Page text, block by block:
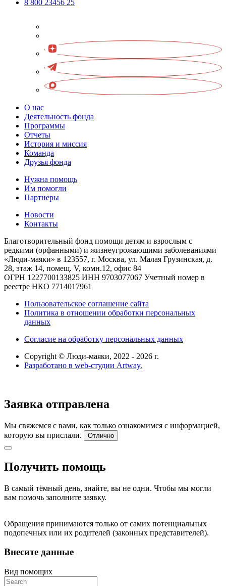
8 800 23456 25
О нас
Деятельность фонда
Программы
Отчеты
История и миссия
Команда
Друзья фонда
Нужна помощь
Им помогли
Партнеры
Новости
Контакты
Благотворительный фонд помощи детям и взрослым с
редкими (орфанными) и жизнеугрожающими заболеваниями
«Люди-маяки» в 123557, г. Москва, ул. Малая Грузинская, д.
28, этаж 14, помещ. V, комн.12, офис 84
ОГРН 1227700133825 ИНН 9703077067 Учетный номер в
реестре НКО 7714017961
Пользовательское соглашение сайта
Политика в отношении обработки персональных
данных
Согласие на обработку персональных данных
Copyright © Люди-маяки, 2022 - 2026 г.
Разработано в web-студии Artway.
Заявка отправлена
Мы свяжемся с вами, как только ознакомимся с информацией,
которую вы прислали.
Отлично
Получить помощь
В самый тёмный день, знайте, вы не одни. Чтобы мы могли
вам помочь заполните заявку.
Обращения принимаются только от самих потенциальных
подопечных или их родителей (законных представителей).
Внесите данные
Вид помощиx